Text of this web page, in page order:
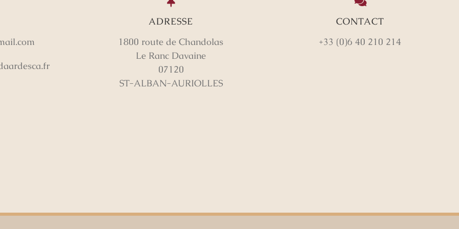
ADRESSE
1800 route de Chandolas
Le Ranc Davaine
07120
ST-ALBAN-AURIOLLES
CONTACT
+33 (0)6 40 210 214